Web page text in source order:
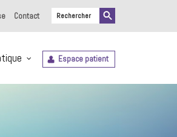
Contact
Espace patient